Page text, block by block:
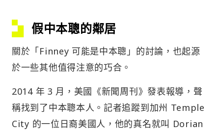
假中本聰的鄰居
關於「Finney 可能是中本聰」的討論，也起源
於一些其他值得注意的巧合。
2014 年 3 月，美國《新聞周刊》發表報導，聲
稱找到了中本聰本人。記者追蹤到加州 Temple
City 的一位日裔美國人，他的真名就叫 Dorian